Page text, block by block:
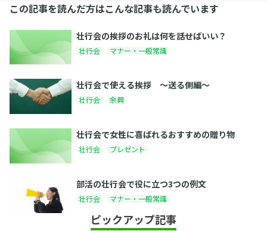
この記事を読んだ方はこんな記事も読んでいます
壮行会の挨拶のお礼は何を話せばいい？
壮行会 マナー・一般常識
壮行会で使える挨拶 〜送る側編〜
壮行会 余興
壮行会で女性に喜ばれるおすすめの贈り物
壮行会 プレゼント
部活の壮行会で役に立つ3つの例文
壮行会 マナー・一般常識
ピックアップ記事